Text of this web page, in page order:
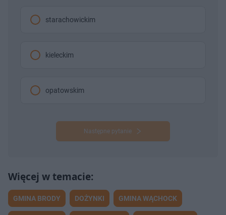
starachowickim
kieleckim
opatowskim
Następne pytanie
GMINA BRODY DOŻYNKI GMINA WĄCHOCK